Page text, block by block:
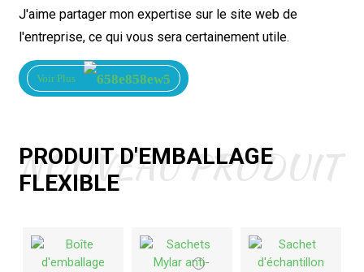
J'aime partager mon expertise sur le site web de
l'entreprise, ce qui vous sera certainement utile.
Voir Plus
PRODUIT D'EMBALLAGE
FLEXIBLE
NOUVEAU PRODUIT